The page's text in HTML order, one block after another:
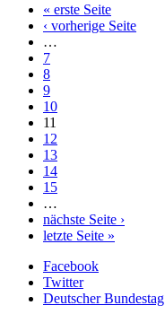
« erste Seite
‹ vorherige Seite
…
7
8
9
10
11
12
13
14
15
…
nächste Seite ›
letzte Seite »
Facebook
Twitter
Deutscher Bundestag